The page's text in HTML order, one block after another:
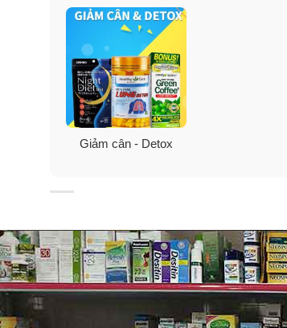
Thành phần trà giảm
Thành phần: Rooibos, muồng trâu, bột
Muồng trâu:là thảo dược thiên nhiên
Cỏ ngọt:
Đây là loài thảo mộc vùng
Rooibos:
Gừng: có tính ấm, giúp đốt cháy mỡ
Hoa cúc:giúp thanh nhiệt, mát gan, làm
Giảm cân - Detox